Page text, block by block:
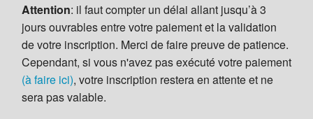
Classements
Aide
Attention: il faut compter un délai allant jusqu’à 3
jours ouvrables entre votre paiement et la validation
de votre inscription. Merci de faire preuve de patience.
Cependant, si vous n'avez pas exécuté votre paiement
(à faire ici), votre inscription restera en attente et ne
sera pas valable.